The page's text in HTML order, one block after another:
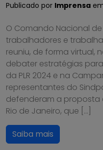
Publicado por Imprensa
O Comando Nacional
trabalhadores e
reuniu, de forma virtual,
debater estratégias
da PLR 2024 e na
representantes do
defenderam a
Rio de Janeiro, que […]
Saiba mais